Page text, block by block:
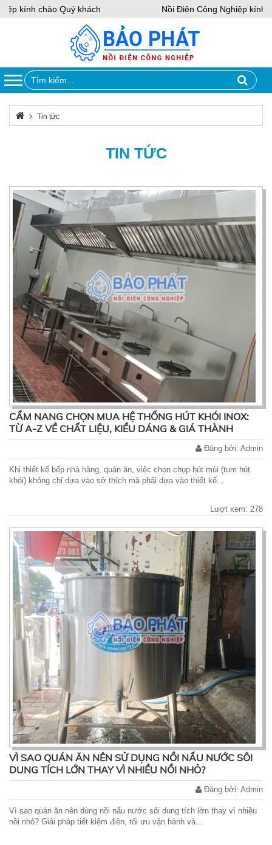
chào Quý khách Nồi Điện Công Nghiệp kính
Tin tức
TIN TỨC
CẨM NANG CHỌN MUA HỆ THỐNG HÚT KHÓI INOX:
TỪ A-Z VỀ CHẤT LIỆU, KIỂU DÁNG & GIÁ THÀNH
Đăng bởi: Admin
Khi thiết kế bếp nhà hàng, quán ăn, việc chọn chụp hút mùi (tum hút
khói) không chỉ dựa vào sở thích mà phải dựa vào thiết kế...
Lượt xem: 278
VÌ SAO QUÁN ĂN NÊN SỬ DỤNG NỒI NẤU NƯỚC SÔI
DUNG TÍCH LỚN THAY VÌ NHIỀU NỒI NHỎ?
Đăng bởi: Admin
Vì sao quán ăn nên dùng nồi nấu nước sôi dung tích lớn thay vì nhiều
nồi nhỏ? Giải pháp tiết kiệm điện, tối ưu vận hành và...